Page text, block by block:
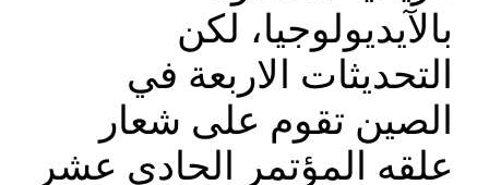
بالآيديولوجيا، لكن
التحديثات الاربعة في
الصين تقوم على شعار
علقه المؤتمر الحادي عشر